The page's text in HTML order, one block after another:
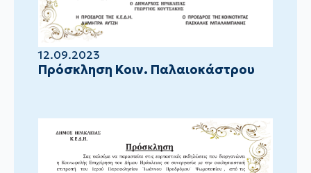
12.09.2023
Πρόσκληση Κοιν. Παλαιοκάστρου